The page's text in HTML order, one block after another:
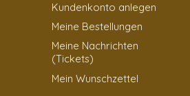
Kundenkonto anlegen
Meine Bestellungen
Meine Nachrichten
(Tickets)
Mein Wunschzettel